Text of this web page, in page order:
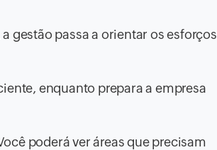
gestão passa a orientar os esforços
enquanto prepara a empresa
poderá ver áreas que precisam